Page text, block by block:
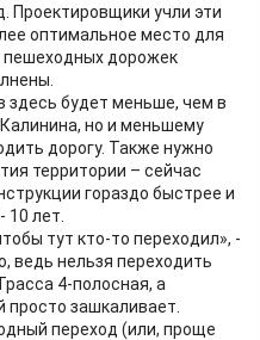
Проектировщики учли эти
оптимальное место для
пешеходных дорожек
здесь будет меньше, чем в
но и меньшему
дорогу. Также нужно
территории – сейчас
гораздо быстрее и
10 лет.
тут кто-то переходил», -
ведь нельзя переходить
4-полосная, а
зашкаливает.
переход (или, проще